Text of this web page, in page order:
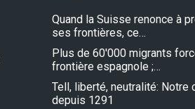
Quand la Suisse renonce à
ses frontières, ce…
Plus de 60'000 migrants
frontière espagnole ;…
Tell, liberté, neutralité: Notre
depuis 1291